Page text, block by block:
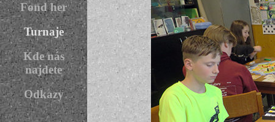
Fond her
Turnaje
Kde nás
najdete
Odkazy